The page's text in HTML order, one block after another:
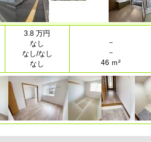
3.8 万円
なし
なし/なし
なし
－
－
46 ｍ²